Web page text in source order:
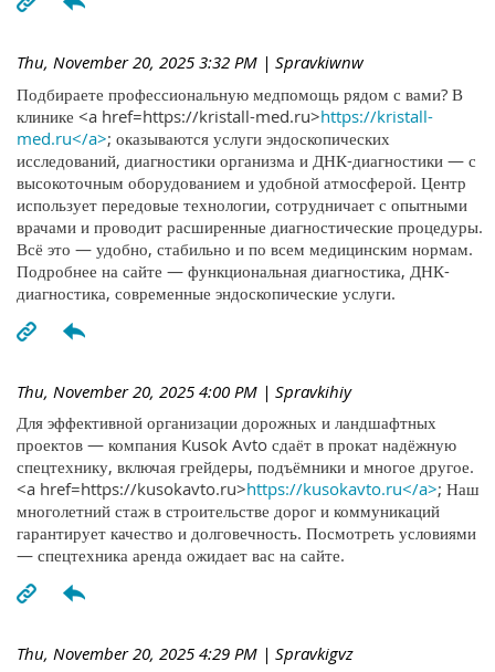
Thu, November 20, 2025 3:32 PM | Spravkiwnw
Подбираете профессиональную медпомощь рядом с вами? В
клинике <a href=https://kristall-med.ru>https://kristall-
med.ru</a>; оказываются услуги эндоскопических
исследований, диагностики организма и ДНК-диагностики — с
высокоточным оборудованием и удобной атмосферой. Центр
использует передовые технологии, сотрудничает с опытными
врачами и проводит расширенные диагностические процедуры.
Всё это — удобно, стабильно и по всем медицинским нормам.
Подробнее на сайте — функциональная диагностика, ДНК-
диагностика, современные эндоскопические услуги.
Thu, November 20, 2025 4:00 PM | Spravkihiy
Для эффективной организации дорожных и ландшафтных
проектов — компания Kusok Avto сдаёт в прокат надёжную
спецтехнику, включая грейдеры, подъёмники и многое другое.
<a href=https://kusokavto.ru>https://kusokavto.ru</a>; Наш
многолетний стаж в строительстве дорог и коммуникаций
гарантирует качество и долговечность. Посмотреть условиями
— спецтехника аренда ожидает вас на сайте.
Thu, November 20, 2025 4:29 PM | Spravkigvz